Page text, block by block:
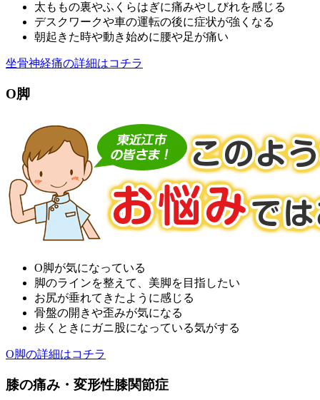
太ももの裏やふくらはぎに痛みやしびれを感じる
デスクワークや車の運転の後に症状が強くなる
朝起きた時や動き始めに腰や足が痛い
坐骨神経痛の詳細はコチラ
O脚
O脚が気になっている
脚のラインを整えて、美脚を目指したい
お尻が垂れてきたように感じる
骨盤の開きや歪みが気になる
歩くときにガニ股になっている気がする
O脚の詳細はコチラ
膝の痛み・変形性膝関節症